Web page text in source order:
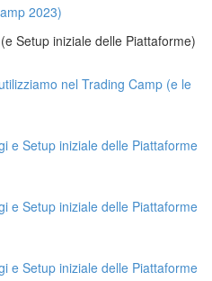
2023)
Setup iniziale delle Piattaforme)
nel Trading Camp (e le
e Setup iniziale delle Piattaforme
e Setup iniziale delle Piattaforme
e Setup iniziale delle Piattaforme